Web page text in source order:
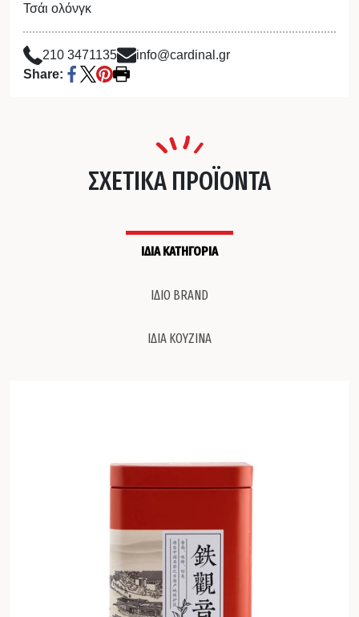
Τσάι ολόνγκ
210 3471135
info@cardinal.gr
Share:
ΣΧΕΤΙΚΑ ΠΡΟΪΟΝΤΑ
ΙΔΙΑ ΚΑΤΗΓΟΡΙΑ
ΙΔΙΟ BRAND
ΙΔΙΑ ΚΟΥΖΙΝΑ